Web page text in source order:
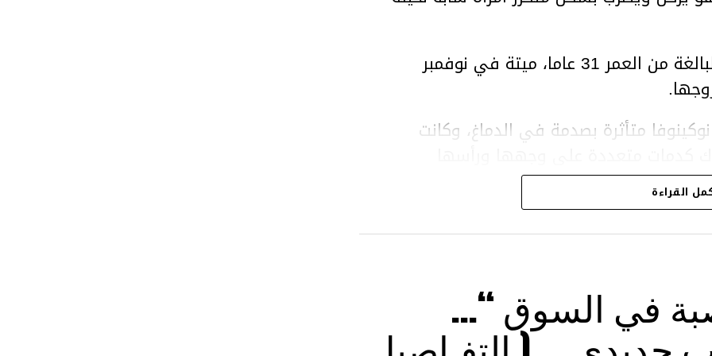
وعثر على المرأة، سلطانات نوكينوفا، البالغة من العمر 31 عاما، ميتة في نوفمبر
متأثرة بصدمة في الدماغ، وكانت
القراءة
في السوق “…